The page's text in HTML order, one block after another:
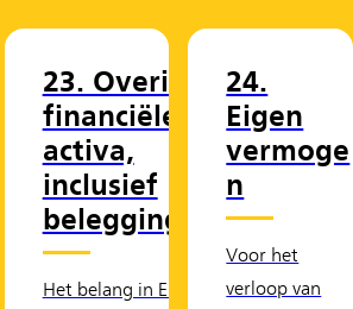
23. Overige
financiële
activa,
inclusief
beleggingen
Het belang in Eurofima
24.
Eigen
vermoge
n
Voor het
verloop van